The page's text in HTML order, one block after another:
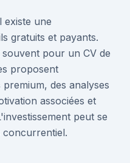
existe une
gratuits et payants.
pour un CV de
proposent
des analyses
associées et
peut se